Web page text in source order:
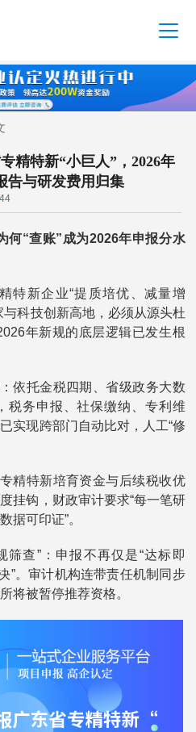
精特新“小巨人”，2026年
告与研发费用归集
“查账”成为2026年申报分水
新企业“提质培优、减量增
科技创新高地，必须从源头杜
年新规的底层逻辑已发生根
托金税四期、省级政务大数
税务申报、社保缴纳、专利维
实现跨部门自动比对，人工“修
特新培育资金与后续税收优
挂钩，财政审计要求“每一笔研
据可印证”。
查”：申报不再仅是“达标即
”。审计机构连带责任机制同步
将被暂停推荐资格。